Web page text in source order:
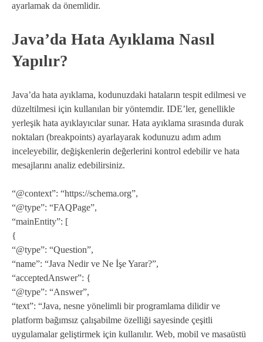
ayarlamak da önemlidir.
Java’da Hata Ayıklama Nasıl
Yapılır?
Java’da hata ayıklama, kodunuzdaki hataların tespit edilmesi ve
düzeltilmesi için kullanılan bir yöntemdir. IDE’ler, genellikle
yerleşik hata ayıklayıcılar sunar. Hata ayıklama sırasında durak
noktaları (breakpoints) ayarlayarak kodunuzu adım adım
inceleyebilir, değişkenlerin değerlerini kontrol edebilir ve hata
mesajlarını analiz edebilirsiniz.
“@context”: “https://schema.org”,
“@type”: “FAQPage”,
“mainEntity”: [
{
“@type”: “Question”,
“name”: “Java Nedir ve Ne İşe Yarar?”,
“acceptedAnswer”: {
“@type”: “Answer”,
“text”: “Java, nesne yönelimli bir programlama dilidir ve
platform bağımsız çalışabilme özelliği sayesinde çeşitli
uygulamalar geliştirmek için kullanılır. Web, mobil ve masaüstü